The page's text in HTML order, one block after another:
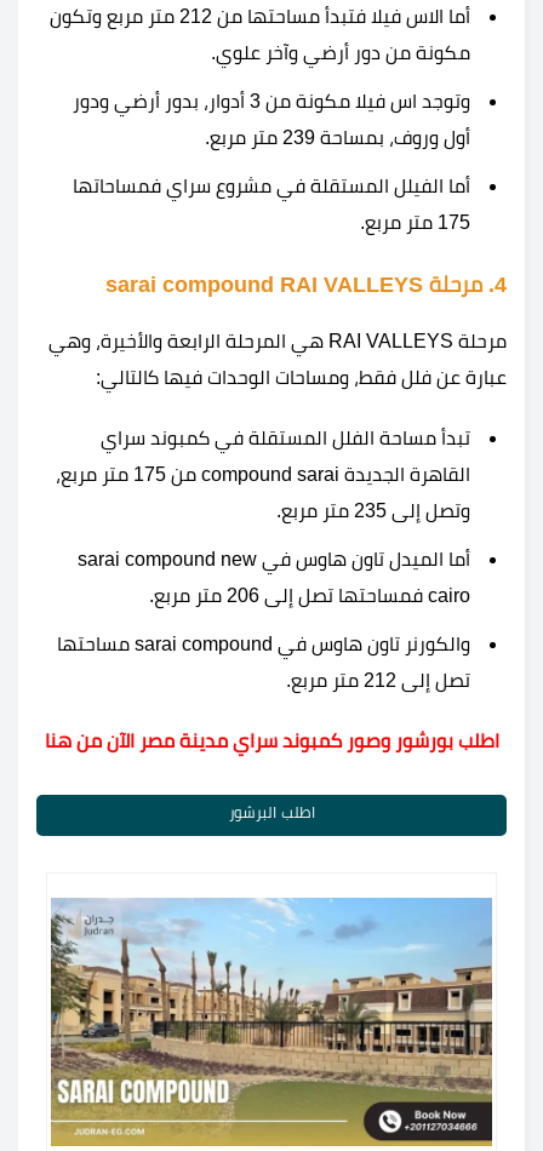
أما الاس فيلا فتبدأ مساحتها من 212 متر مربع وتكون
مكونة من دور أرضي وآخر علوي.
وتوجد اس فيلا مكونة من 3 أدوار، بدور أرضي ودور
أول وروف، بمساحة 239 متر مربع.
أما الفيلل المستقلة في مشروع سراي فمساحاتها
175 متر مربع.
4. مرحلة RAI VALLEYS‏ sarai compound
مرحلة RAI VALLEYS هي المرحلة الرابعة والأخيرة، وهي
عبارة عن فلل فقط، ومساحات الوحدات فيها كالتالي:
تبدأ مساحة الفلل المستقلة في كمبوند سراي
القاهرة الجديدة compound sarai من 175 متر مربع،
وتصل إلى 235 متر مربع.
أما الميدل تاون هاوس في sarai compound new
cairo فمساحتها تصل إلى 206 متر مربع.
والكورنر تاون هاوس في sarai compound مساحتها
تصل إلى 212 متر مربع.
اطلب بورشور وصور كمبوند سراي مدينة مصر الآن من هنا
اطلب البرشور